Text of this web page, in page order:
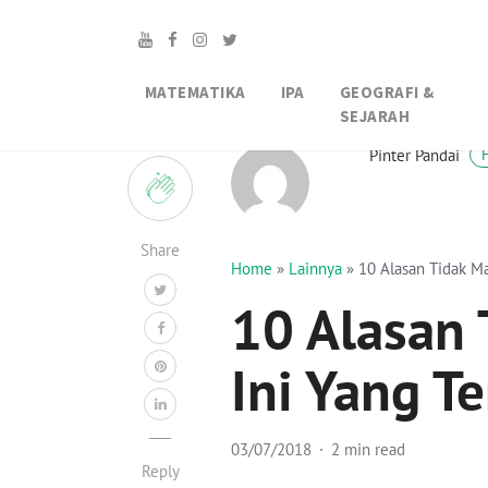
MATEMATIKA IPA
GEOGRAFI &
SEJARAH
Share
Reply
Pinter Pandai
Home » Lainnya » 10 Alasan Tidak
10 Alasan
Ini Yang
03/07/2018 2 min read